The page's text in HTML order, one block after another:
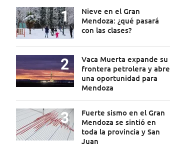
Nieve en el Gran
Mendoza: ¿qué pasará
con las clases?
Vaca Muerta expande su
frontera petrolera y abre
una oportunidad para
Mendoza
Fuerte sismo en el Gran
Mendoza se sintió en
toda la provincia y San
Juan